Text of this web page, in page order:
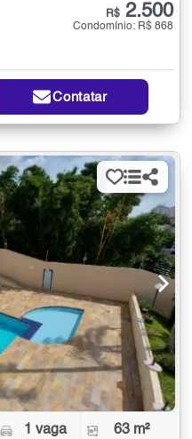
R$ 2.500
Condomínio: R$ 868
Contatar
1 vaga 63 m²